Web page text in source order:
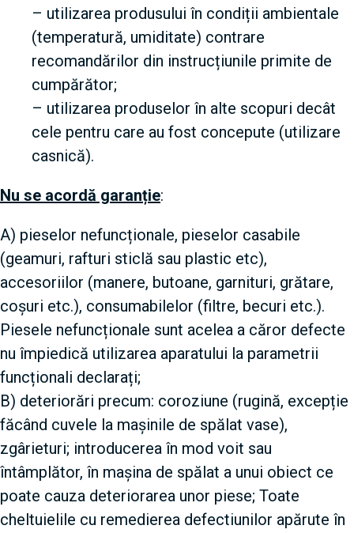
– utilizarea produsului în condiții ambientale
(temperatură, umiditate) contrare
recomandărilor din instrucțiunile primite de
cumpărător;
– utilizarea produselor în alte scopuri decât
cele pentru care au fost concepute (utilizare
casnică).
Nu se acordă garanție:
A) pieselor nefuncționale, pieselor casabile
(geamuri, rafturi sticlă sau plastic etc),
accesoriilor (manere, butoane, garnituri, grătare,
coșuri etc.), consumabilelor (filtre, becuri etc.).
Piesele nefuncționale sunt acelea a căror defecte
nu împiedică utilizarea aparatului la parametrii
funcționali declarați;
B) deteriorări precum: coroziune (rugină, excepție
făcând cuvele la mașinile de spălat vase),
zgârieturi; introducerea în mod voit sau
întâmplător, în mașina de spălat a unui obiect ce
poate cauza deteriorarea unor piese; Toate
cheltuielile cu remedierea defectiunilor apărute în